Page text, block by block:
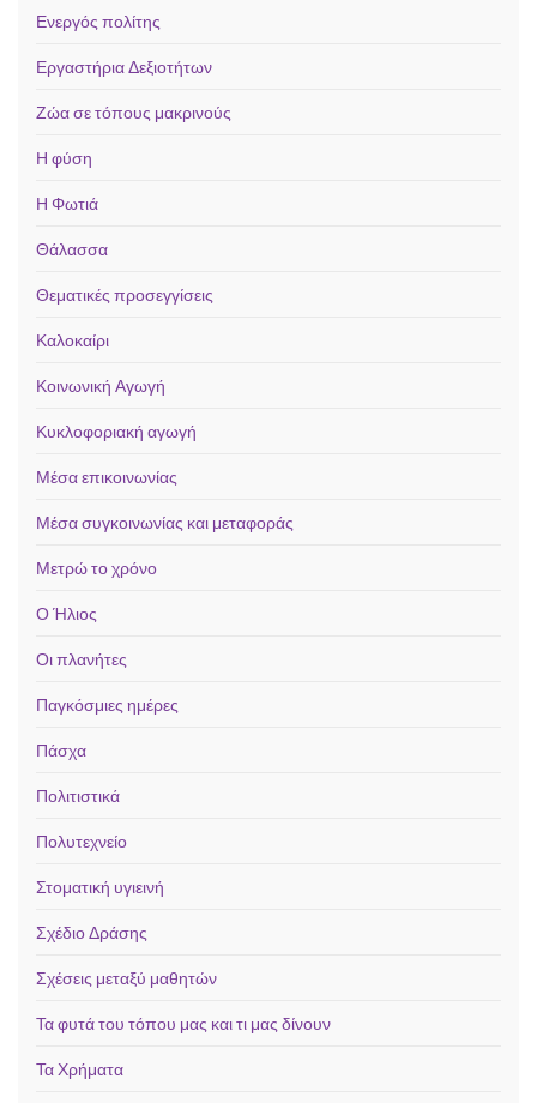
Ενεργός πολίτης
Εργαστήρια Δεξιοτήτων
Ζώα σε τόπους μακρινούς
Η φύση
Η Φωτιά
Θάλασσα
Θεματικές προσεγγίσεις
Καλοκαίρι
Κοινωνική Αγωγή
Κυκλοφοριακή αγωγή
Μέσα επικοινωνίας
Μέσα συγκοινωνίας και μεταφοράς
Μετρώ το χρόνο
Ο Ήλιος
Οι πλανήτες
Παγκόσμιες ημέρες
Πάσχα
Πολιτιστικά
Πολυτεχνείο
Στοματική υγιεινή
Σχέδιο Δράσης
Σχέσεις μεταξύ μαθητών
Τα φυτά του τόπου μας και τι μας δίνουν
Τα Χρήματα